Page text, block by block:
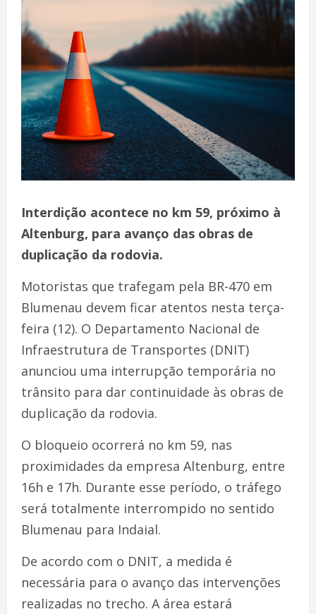
Interdição acontece no km 59, próximo à
Altenburg, para avanço das obras de
duplicação da rodovia.
Motoristas que trafegam pela BR-470 em
Blumenau devem ficar atentos nesta terça-
feira (12). O Departamento Nacional de
Infraestrutura de Transportes (DNIT)
anunciou uma interrupção temporária no
trânsito para dar continuidade às obras de
duplicação da rodovia.
O bloqueio ocorrerá no km 59, nas
proximidades da empresa Altenburg, entre
16h e 17h. Durante esse período, o tráfego
será totalmente interrompido no sentido
Blumenau para Indaial.
De acordo com o DNIT, a medida é
necessária para o avanço das intervenções
realizadas no trecho. A área estará